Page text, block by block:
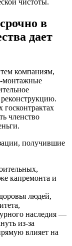
в
дает
компаниям,
монтажные
госконтрактах
членство
получившие
капремонта и
людей,
наследия —
из-за
влияет на